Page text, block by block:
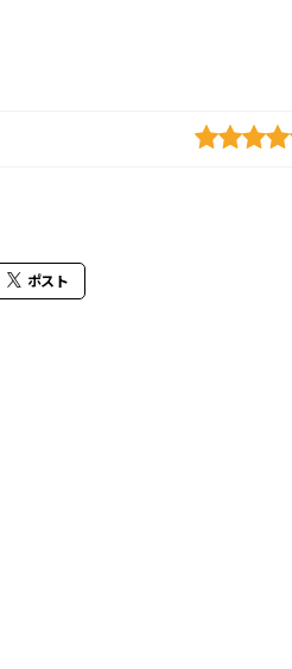
ポスト